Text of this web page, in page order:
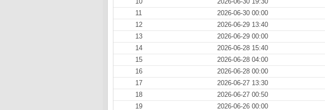
11
2026-06-30 00:00
12
2026-06-29 13:40
13
2026-06-29 00:00
14
2026-06-28 15:40
15
2026-06-28 04:00
16
2026-06-28 00:00
17
2026-06-27 13:30
18
2026-06-27 00:50
19
2026-06-26 00:00